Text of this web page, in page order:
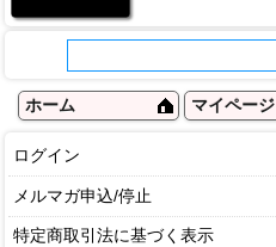
ホーム マイページ
ログイン
メルマガ申込/停止
特定商取引法に基づく表示